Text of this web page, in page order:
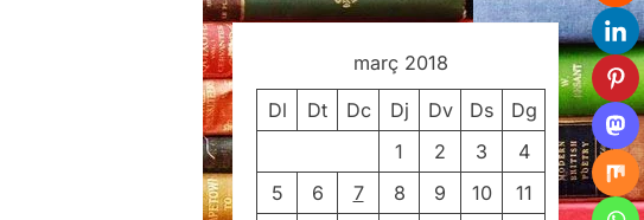
març 2018
Dl Dt Dc Dj Dv Ds
Dg
1
2 3
4
5
6 7 8 9 10
11